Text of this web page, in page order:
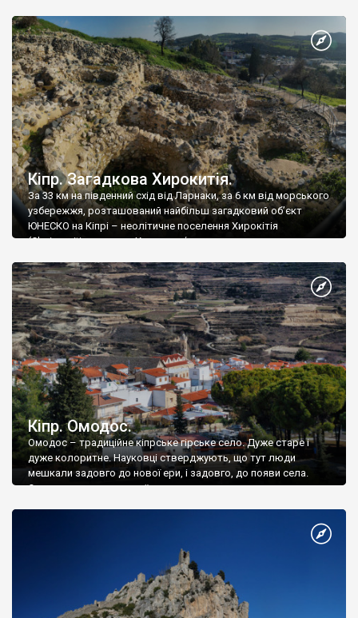
Кіпр. Загадкова Хирокитія.
За 33 км на південний схід від Ларнаки, за 6 км від морського
узбережжя, розташований найбільш загадковий об’єкт
ЮНЕСКО на Кіпрі – неолітичне поселення Хирокітія
(Choirocoitia; грецька: Χοιροκοιτία
Кіпр. Омодос.
Омодос – традиційне кіпрське гірське село. Дуже старе і
дуже колоритне. Науковці стверджують, що тут люди
мешкали задовго до нової ери, і задовго, до появи села.
Омодос – не антична руїна.